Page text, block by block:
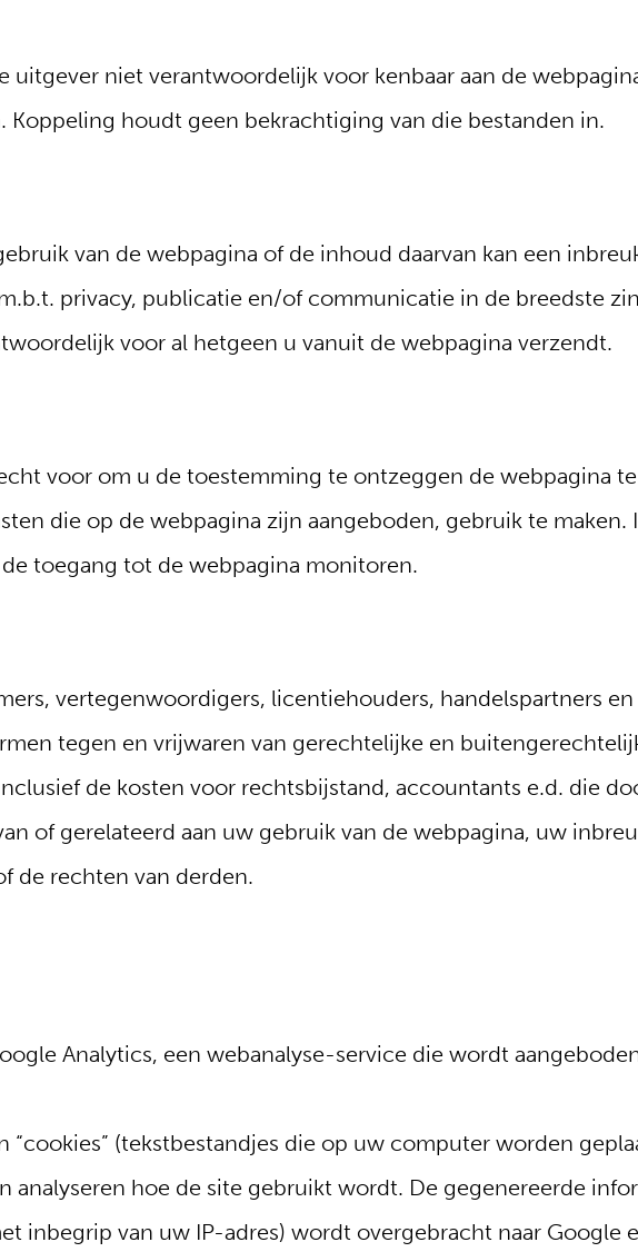
uitgever niet verantwoordelijk voor kenbaar aan de
Koppeling houdt geen bekrachtiging van die bestanden in.
van de webpagina of de inhoud daarvan kan een
privacy, publicatie en/of communicatie in de breedste
voor al hetgeen u vanuit de webpagina verzendt.
voor om u de toestemming te ontzeggen de webpagina te
die op de webpagina zijn aangeboden, gebruik te maken.
toegang tot de webpagina monitoren.
vertegenwoordigers, licentiehouders, handelspartners en
tegen en vrijwaren van gerechtelijke en
de kosten voor rechtsbijstand, accountants e.d. die
of gerelateerd aan uw gebruik van de webpagina, uw
de rechten van derden.
Analytics, een webanalyse-service die wordt
“cookies” (tekstbestandjes die op uw computer worden
hoe de site gebruikt wordt. De gegenereerde
inbegrip van uw IP-adres) wordt overgebracht naar Google